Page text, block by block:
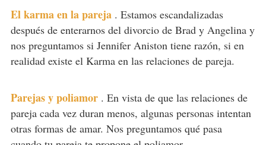
El karma en la pareja . Estamos escandalizadas
después de enterarnos del divorcio de Brad y Angelina y
nos preguntamos si Jennifer Aniston tiene razón, si en
realidad existe el Karma en las relaciones de pareja.
Parejas y poliamor . En vista de que las relaciones de
pareja cada vez duran menos, algunas personas intentan
otras formas de amar. Nos preguntamos qué pasa